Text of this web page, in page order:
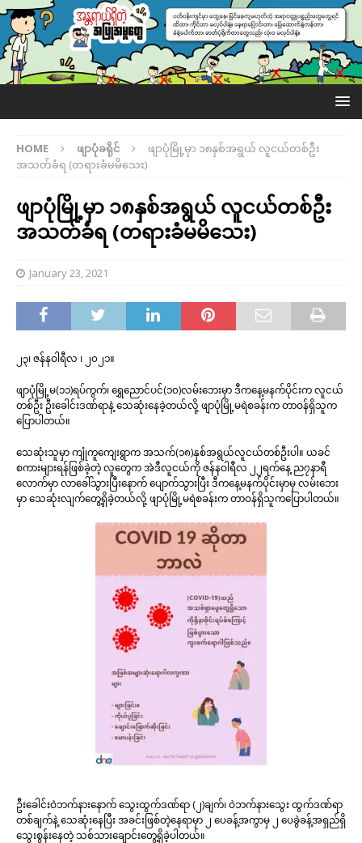
HOME ဖျာပုံခရိုင်
ဖျာပုံမြို့မှာ ၁၈နှစ်အရွယ် လူငယ်တစ်ဦး
အသတ်ခံရ (တရားခံမမိသေး)
ဖျာပုံမြို့မှာ ၁၈နှစ်အရွယ် လူငယ်တစ်ဦး
အသတ်ခံရ (တရားခံမမိသေး)
January 23, 2021
၂၃၊ ဇန်နဝါရီလ ၊ ၂၀၂၁။
ဖျာပုံမြို့မ(၁၁)ရပ်ကွက်၊ ရွှေညောင်ပင်(၁၀)လမ်းဘေးမှာ ဒီကနေ့မနက်ပိုင်းက လူငယ်
တစ်ဦး ဦးခေါင်းဒဏ်ရာနဲ့ သေဆုံးနေခဲ့တယ်လို့ ဖျာပုံမြို့မရဲစခန်းက တာဝန်ရှိသူက
ပြောပါတယ်။
သေဆုံးသူမှာ ကျုံကူကျေးရွာက အသက်(၁၈)နှစ်အရွယ်လူငယ်တစ်ဦးပါ။ ယခင်
စကားများရန်ဖြစ်ခဲ့တဲ့ လူတွေက အဲဒီလူငယ်ကို ဇန်နဝါရီလ ၂၂ရက်နေ့ ည၇နာရီ
လောက်မှာ လာခေါ်သွားပြီးနောက် ပျောက်သွားပြီး ဒီကနေ့မနက်ပိုင်းမှာမှ လမ်းဘေး
မှာ သေဆုံးလျက်တွေ့ရှိခဲ့တယ်လို့ ဖျာပုံမြို့မရဲစခန်းက တာဝန်ရှိသူကပြောပါတယ်။
ဦးခေါင်းဝဲဘက်နားနောက် သွေးထွက်ဒဏ်ရာ (၂)ချက်၊ ဝဲဘက်နားသွေး ထွက်ဒဏ်ရာ
တစ်ချက်နဲ့ သေဆုံးနေပြီး အခင်းဖြစ်တဲ့နေရာမှာ ၂ ပေခန့်အကွာမှ ၂ ပေခွဲခန့်အရှည်ရှိ
သွေးစွန်းနေတဲ့ သစ်သားချောင်းတွေ့ရှိခဲ့ပါတယ်။